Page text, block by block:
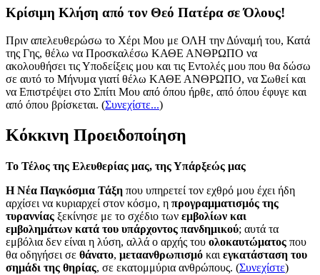
Κρίσιμη Κλήση από τον Θεό Πατέρα σε Όλους!
Πριν απελευθερώσω το Χέρι Μου με ΟΛΗ την Δύναμή του, Κατά
της Γης, θέλω να Προσκαλέσω ΚΑΘΕ ΑΝΘΡΩΠΟ να
ακολουθήσει τις Υποδείξεις μου και τις Εντολές μου που θα δώσω
σε αυτό το Μήνυμα γιατί θέλω ΚΑΘΕ ΑΝΘΡΩΠΟ, να Σωθεί και
να Επιστρέψει στο Σπίτι Μου από όπου ήρθε, από όπου έφυγε και
από όπου βρίσκεται. (Συνεχίστε...)
Κόκκινη Προειδοποίηση
Το Τέλος της Ελευθερίας μας, της Υπάρξεώς μας
Η Νέα Παγκόσμια Τάξη που υπηρετεί τον εχθρό μου έχει ήδη
αρχίσει να κυριαρχεί στον κόσμο, η προγραμματισμός της
τυραννίας ξεκίνησε με το σχέδιο των εμβολίων και
εμβολημάτων κατά του υπάρχοντος πανδημικού; αυτά τα
εμβόλια δεν είναι η λύση, αλλά ο αρχής του ολοκαυτώματος που
θα οδηγήσει σε θάνατο, μεταανθρωπισμό και εγκατάσταση του
σημάδι της θηρίας, σε εκατομμύρια ανθρώπους. (Συνεχίστε)